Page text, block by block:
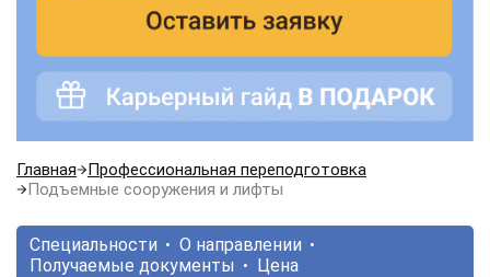
Главная
Профессиональная переподготовка
Подъемные сооружения и лифты
Специальности
О направлении
Получаемые документы
Цена